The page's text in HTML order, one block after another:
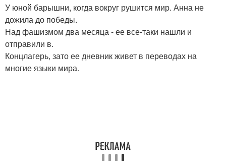
У юной барышни, когда вокруг рушится мир. Анна не
дожила до победы.
Над фашизмом два месяца - ее все-таки нашли и
отправили в.
Концлагерь, зато ее дневник живет в переводах на
многие языки мира.